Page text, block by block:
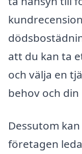
att du kan ta
och välja en
behov och
Dessutom
företagen